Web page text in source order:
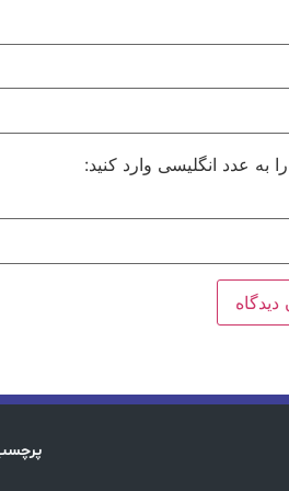
به عدد انگلیسی وارد کنید: